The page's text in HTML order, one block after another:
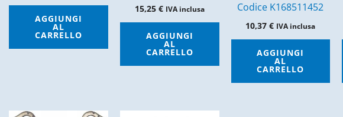
AGGIUNGI
AL
CARRELLO
15,25 € IVA inclusa
AGGIUNGI
AL
CARRELLO
Codice K168511452
10,37€ IVA inclusa
AGGIUNGI
AL
CARRELLO